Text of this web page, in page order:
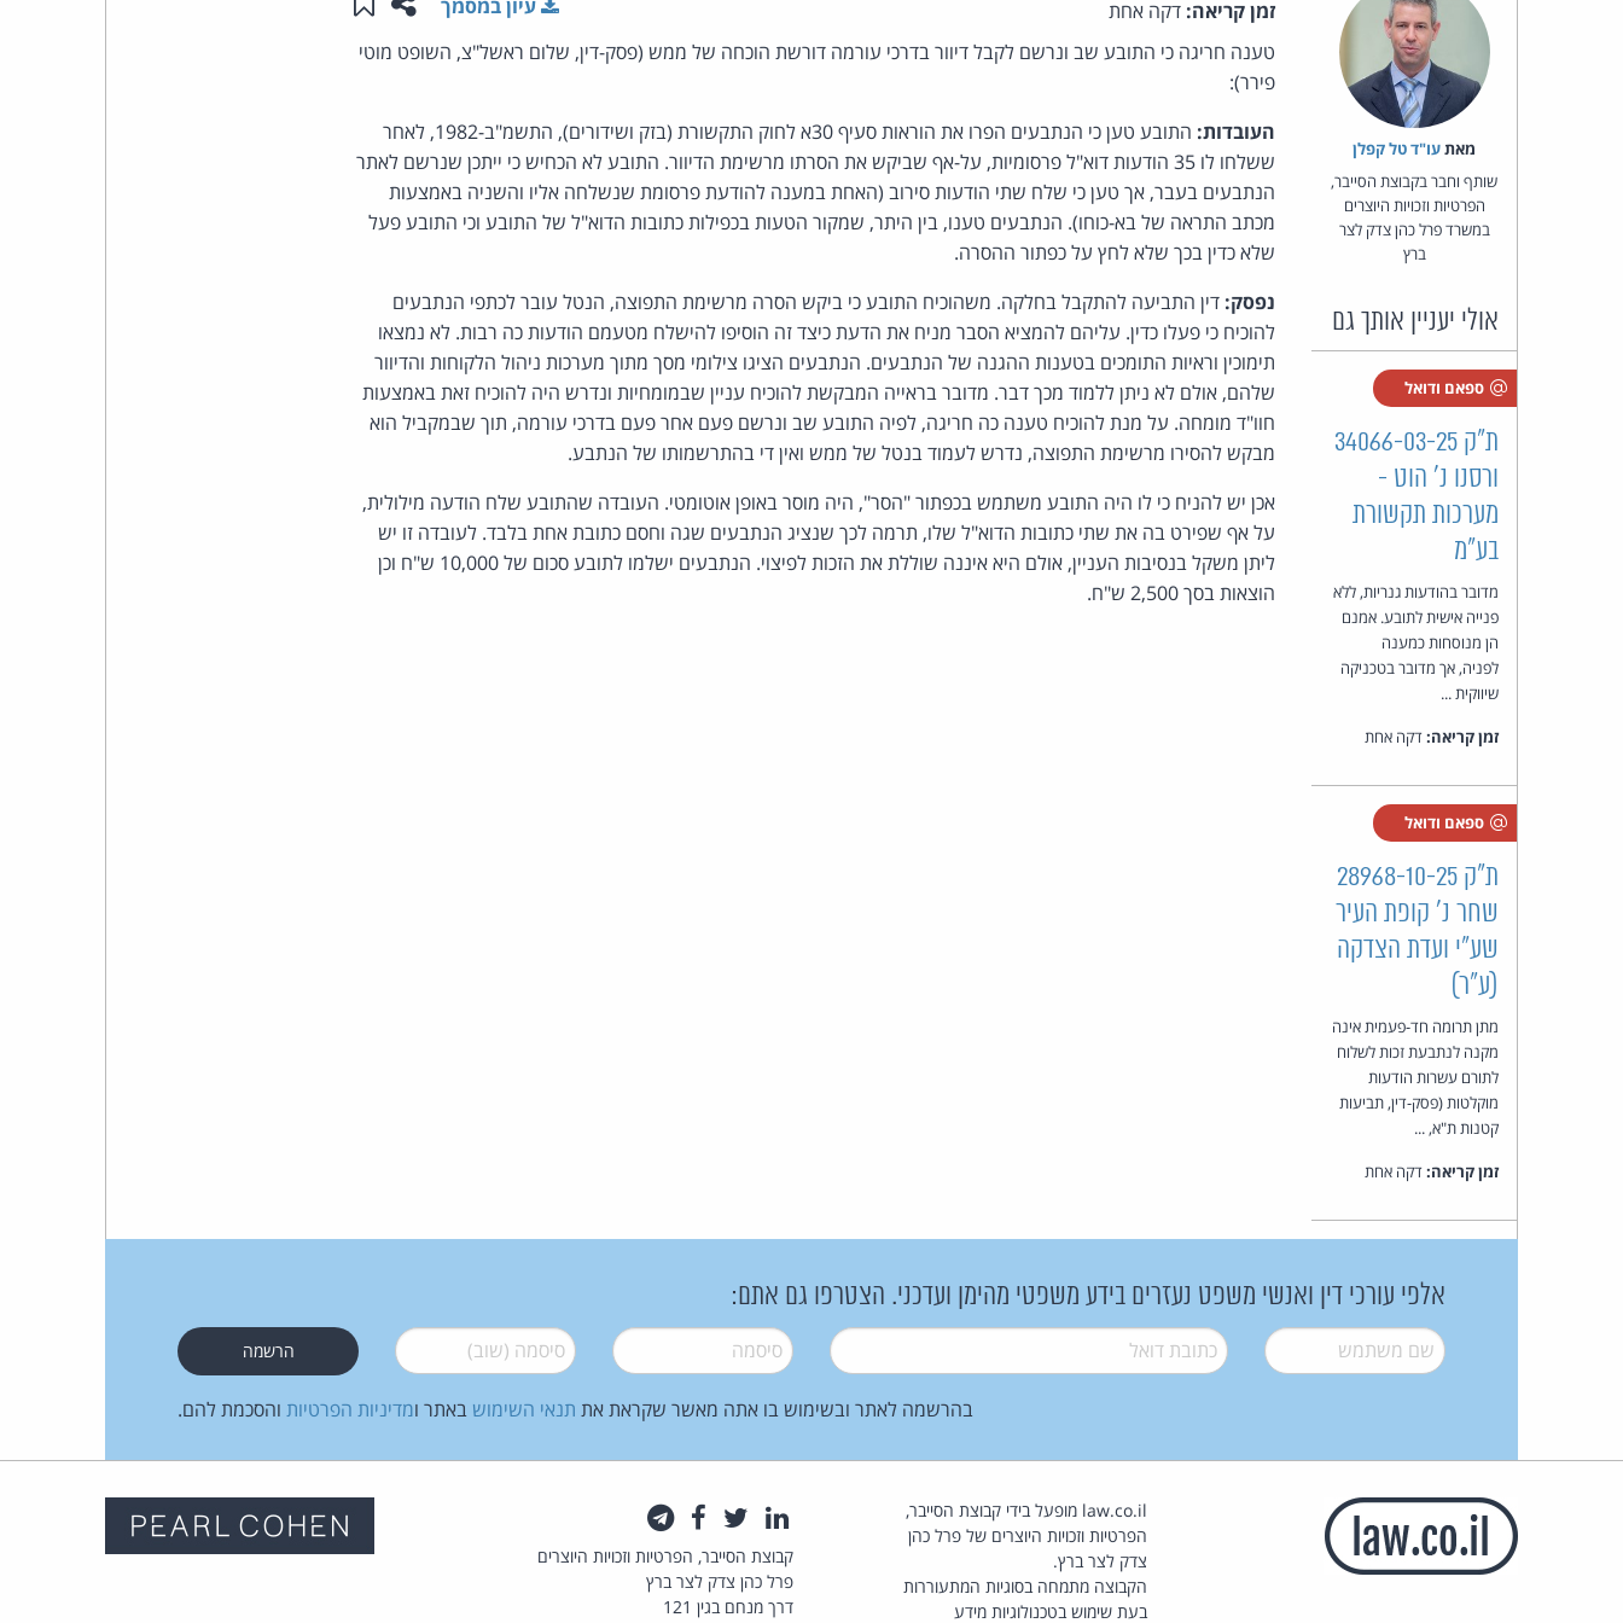
מאת‏עו"ד טל קפלן
שותף וחבר בקבוצת הסייבר,
הפרטיות וזכויות היוצרים
במשרד פרל כהן צדק לצר
ברץ
אולי יעניין אותך גם
ספאם ודואל
ת"ק 34066-03-25
ורסנו נ' הוט -
מערכות תקשורת
בע"מ
מדובר בהודעות גנריות, ללא
פנייה אישית לתובע. אמנם
הן מנוסחות כמענה
לפניה, אך מדובר בטכניקה
שיווקית ...
זמן קריאה:דקה אחת
ספאם ודואל
ת"ק 28968-10-25
שחר נ' קופת העיר
שע"י ועדת הצדקה
(ע"ר)
מתן תרומה חד-פעמית אינה
מקנה לנתבעת זכות לשלוח
לתורם עשרות הודעות
מוקלטות (פסק-דין, תביעות
קטנות ת"א, ...
זמן קריאה:דקה אחת
זמן קריאה: דקה אחת
עיון במסמך
טענה חריגה כי התובע שב ונרשם לקבל דיוור בדרכי עורמה דורשת הוכחה של ממש (פסק-דין, שלום ראשל"צ, השופט מוטי
פירר):
העובדות:
התובע טען כי הנתבעים הפרו את הוראות סעיף 30א לחוק התקשורת (בזק ושידורים), התשמ"ב-1982, לאחר
ששלחו לו 35 הודעות דוא"ל פרסומיות, על-אף שביקש את הסרתו מרשימת הדיוור. התובע לא הכחיש כי ייתכן שנרשם לאתר
הנתבעים בעבר, אך טען כי שלח שתי הודעות סירוב (האחת במענה להודעת פרסומת שנשלחה אליו והשניה באמצעות
מכתב התראה של בא-כוחו). הנתבעים טענו, בין היתר, שמקור הטעות בכפילות כתובות הדוא"ל של התובע וכי התובע פעל
שלא כדין בכך שלא לחץ על כפתור ההסרה.
נפסק: דין התביעה להתקבל בחלקה. משהוכיח התובע כי ביקש הסרה מרשימת התפוצה, הנטל עובר לכתפי הנתבעים
להוכיח כי פעלו כדין. עליהם להמציא הסבר מניח את הדעת כיצד זה הוסיפו להישלח מטעמם הודעות כה רבות. לא נמצאו
תימוכין וראיות התומכים בטענות ההגנה של הנתבעים. הנתבעים הציגו צילומי מסך מתוך מערכות ניהול הלקוחות והדיוור
שלהם, אולם לא ניתן ללמוד מכך דבר. מדובר בראייה המבקשת להוכיח עניין שבמומחיות ונדרש היה להוכיח זאת באמצעות
חוו"ד מומחה. על מנת להוכיח טענה כה חריגה, לפיה התובע שב ונרשם פעם אחר פעם בדרכי עורמה, תוך שבמקביל הוא
מבקש להסירו מרשימת התפוצה, נדרש לעמוד בנטל של ממש ואין די בהתרשמותו של הנתבע.
אכן יש להניח כי לו היה התובע משתמש בכפתור "הסר", היה מוסר באופן אוטומטי. העובדה שהתובע שלח הודעה מילולית,
על אף שפירט בה את שתי כתובות הדוא"ל שלו, תרמה לכך שנציג הנתבעים שגה וחסם כתובת אחת בלבד. לעובדה זו יש
ליתן משקל בנסיבות העניין, אולם היא איננה שוללת את הזכות לפיצוי. הנתבעים ישלמו לתובע סכום של 10,000 ש"ח וכן
הוצאות בסך 2,500 ש"ח.
אלפי עורכי דין ואנשי משפט נעזרים בידע משפטי מהימן ועדכני. הצטרפו גם אתם:
שם משתמש* דואל* סיסמה* סיסמה (שוב)*
בהרשמה לאתר ובשימוש בו אתה מאשר שקראת את תנאי השימוש באתר ומדיניות הפרטיות והסכמת להם.
law.co.il מופעל בידי קבוצת הסייבר,
הפרטיות וזכויות היוצרים של פרל כהן
צדק לצר ברץ.
הקבוצה מתמחה בסוגיות המתעוררות
בעת שימוש בטכנולוגיות מידע
לינקדאין
טוויטרפייסבוק
קבוצת הסייבר, הפרטיות וזכויות היוצרים
פרל כהן צדק לצר ברץ
דרך מנחם בגין 121